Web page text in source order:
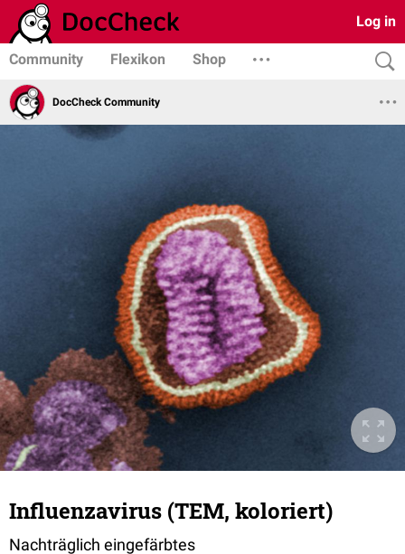
Log in
Community Flexikon Shop
DocCheck Community
Influenzavirus (TEM, koloriert)
Nachträglich eingefärbtes